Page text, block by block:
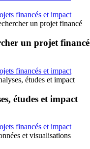
financés et impact
un projet financé
un projet financé
financés et impact
études et impact
études et impact
financés et impact
et visualisations